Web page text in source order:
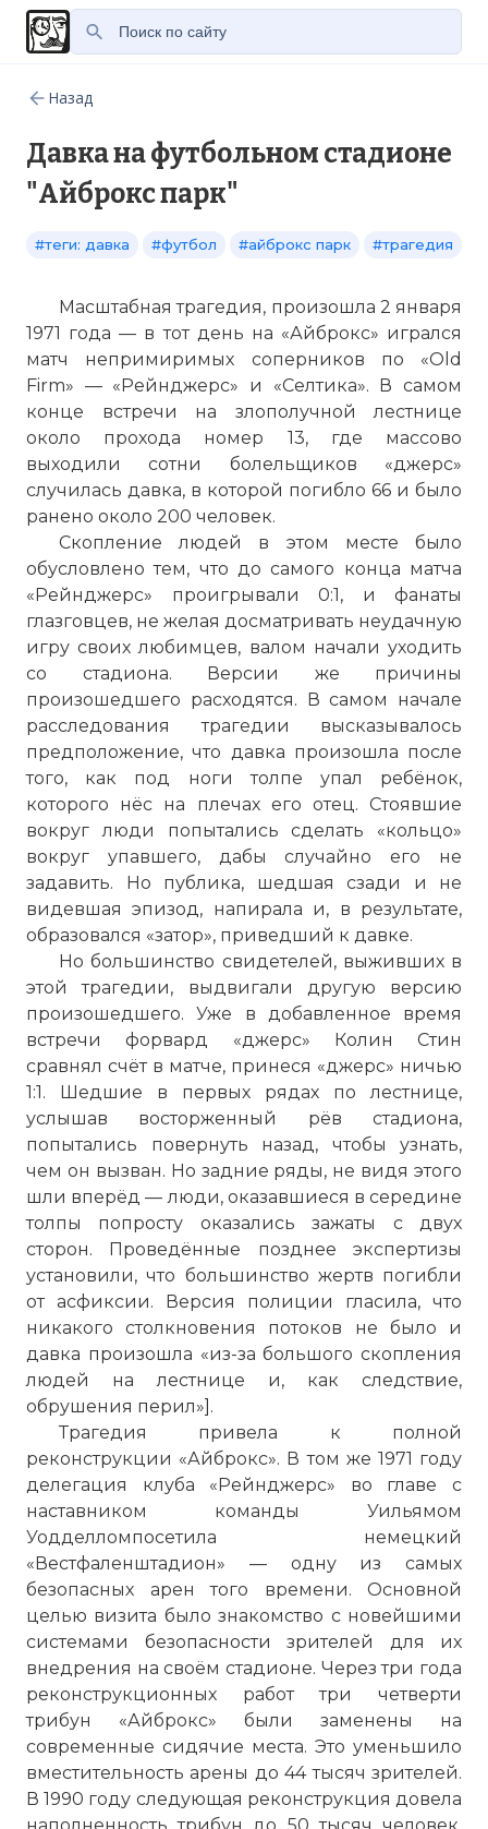
Назад
Давка на футбольном стадионе
"Айброкс парк"
#теги: давка #футбол #айброкс парк #трагедия
Масштабная трагедия, произошла 2 января
1971 года — в тот день на «Айброкс» игрался
матч непримиримых соперников по «Old
Firm» — «Рейнджерс» и «Селтика». В самом
конце встречи на злополучной лестнице
около прохода номер 13, где массово
выходили сотни болельщиков «джерс»
случилась давка, в которой погибло 66 и было
ранено около 200 человек.
Скопление людей в этом месте было
обусловлено тем, что до самого конца матча
«Рейнджерс» проигрывали 0:1, и фанаты
глазговцев, не желая досматривать неудачную
игру своих любимцев, валом начали уходить
со стадиона. Версии же причины
произошедшего расходятся. В самом начале
расследования трагедии высказывалось
предположение, что давка произошла после
того, как под ноги толпе упал ребёнок,
которого нёс на плечах его отец. Стоявшие
вокруг люди попытались сделать «кольцо»
вокруг упавшего, дабы случайно его не
задавить. Но публика, шедшая сзади и не
видевшая эпизод, напирала и, в результате,
образовался «затор», приведший к давке.
Но большинство свидетелей, выживших в
этой трагедии, выдвигали другую версию
произошедшего. Уже в добавленное время
встречи форвард «джерс» Колин Стин
сравнял счёт в матче, принеся «джерс» ничью
1:1. Шедшие в первых рядах по лестнице,
услышав восторженный рёв стадиона,
попытались повернуть назад, чтобы узнать,
чем он вызван. Но задние ряды, не видя этого
шли вперёд — люди, оказавшиеся в середине
толпы попросту оказались зажаты с двух
сторон. Проведённые позднее экспертизы
установили, что большинство жертв погибли
от асфиксии. Версия полиции гласила, что
никакого столкновения потоков не было и
давка произошла «из-за большого скопления
людей на лестнице и, как следствие,
обрушения перил»].
Трагедия привела к полной
реконструкции «Айброкс». В том же 1971 году
делегация клуба «Рейнджерс» во главе с
наставником команды Уильямом
Уодделломпосетила немецкий
«Вестфаленштадион» — одну из самых
безопасных арен того времени. Основной
целью визита было знакомство с новейшими
системами безопасности зрителей для их
внедрения на своём стадионе. Через три года
реконструкционных работ три четверти
трибун «Айброкс» были заменены на
современные сидячие места. Это уменьшило
вместительность арены до 44 тысяч зрителей.
В 1990 году следующая реконструкция довела